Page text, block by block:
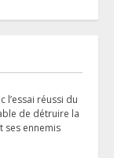
l’essai réussi du
de détruire la
ses ennemis